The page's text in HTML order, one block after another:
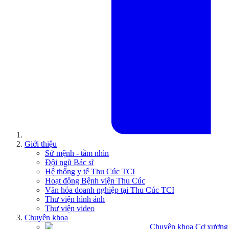
Giới thiệu
Sứ mệnh - tầm nhìn
Đội ngũ Bác sĩ
Hệ thống y tế Thu Cúc TCI
Hoạt động Bệnh viện Thu Cúc
Văn hóa doanh nghiệp tại Thu Cúc TCI
Thư viện hình ảnh
Thư viện video
Chuyên khoa
Chuyên khoa Cơ